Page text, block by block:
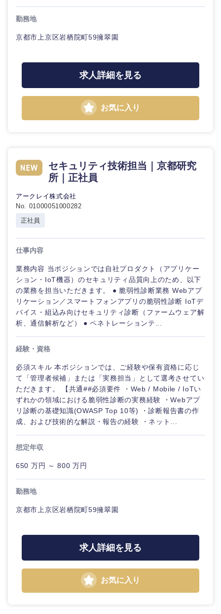
勤務地
京都市上京区岩栖院町59擁翠園
求人詳細を見る
お気に入り
セキュリティ技術担当｜京都研究
所｜正社員
アークレイ株式会社
No. 01000051000282
正社員
仕事内容
業務内容 当ポジションでは自社プロダクト（アプリケー
ション・IoT機器）のセキュリティ品質向上のため、以下
の業務を担当いただきます。 ● 脆弱性診断業務 Webアプ
リケーション／スマートフォンアプリの脆弱性診断 IoTデ
バイス・組込み向けセキュリティ診断（ファームウェア解
析、通信解析など） ● ペネトレーションテ...
経験・資格
必須スキル 本ポジションでは、ご経験や保有資格に応じ
て「管理者候補」または「実務担当」として選考させてい
ただきます。 【共通##必須要件 ・Web / Mobile / IoTい
ずれかの領域における脆弱性診断の実務経験 ・Webアプ
リ診断の基礎知識(OWASP Top 10等) ・診断報告書の作
成、および技術的な解説・報告の経験 ・ネット...
想定年収
650 万円 ～ 800 万円
勤務地
京都市上京区岩栖院町59擁翠園
求人詳細を見る
お気に入り